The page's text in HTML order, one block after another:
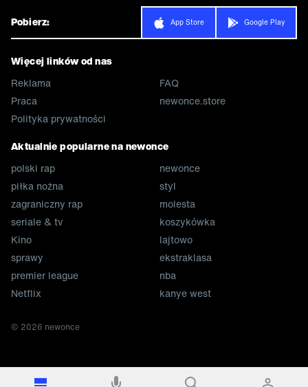
Pobierz: App Store Google Play
Więcej linków od nas
Reklama
Praca
Polityka prywatności
FAQ
newonce.store
Aktualnie popularne na newonce
polski rap
piłka nożna
zagraniczny rap
seriale & tv
Kino
sprawy
premier league
Netflix
newonce
styl
molesta
koszykówka
lajtowo
ekstraklasa
nba
kanye west
© 2026 newonce